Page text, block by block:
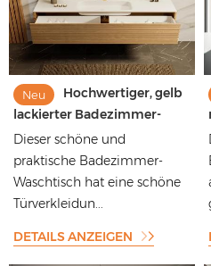
Neu
Hochwertiger, gelb
lackierter Badezimmer-
Waschtisch mit schöner
Dieser schöne und
praktische Badezimmer-
Waschtisch hat eine schöne
Türverkleidun...
DETAILS ANZEIGEN